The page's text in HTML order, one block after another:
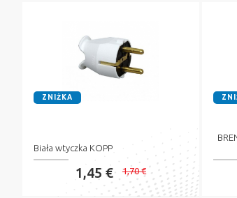
ZNIŻKA
Biała wtyczka KOPP
1,45 € 1,70 €